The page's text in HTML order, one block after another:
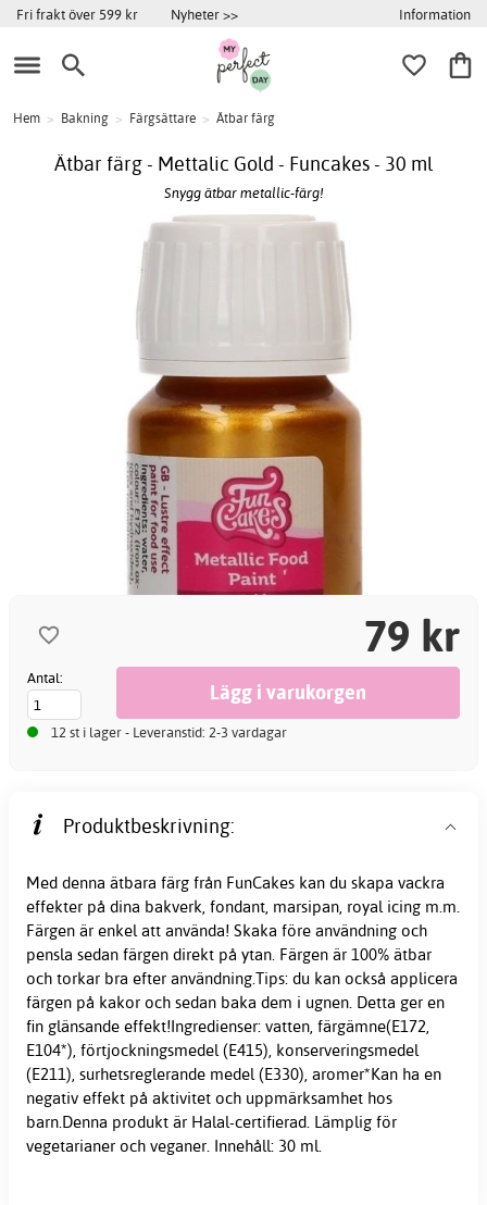
Fri frakt över 599 kr Nyheter >> Information
Hem > Bakning > Färgsättare > Ätbar färg
Ätbar färg - Mettalic Gold - Funcakes - 30 ml
Snygg ätbar metallic-färg!
79 kr
Antal:
12 st i lager - Leveranstid: 2-3 vardagar
Produktbeskrivning:
Med denna ätbara färg från FunCakes kan du skapa vackra
effekter på dina bakverk, fondant, marsipan, royal icing m.m.
Färgen är enkel att använda! Skaka före användning och
pensla sedan färgen direkt på ytan. Färgen är 100% ätbar
och torkar bra efter användning.Tips: du kan också applicera
färgen på kakor och sedan baka dem i ugnen. Detta ger en
fin glänsande effekt!Ingredienser: vatten, färgämne(E172,
E104*), förtjockningsmedel (E415), konserveringsmedel
(E211), surhetsreglerande medel (E330), aromer*Kan ha en
negativ effekt på aktivitet och uppmärksamhet hos
barn.Denna produkt är Halal-certifierad. Lämplig för
vegetarianer och veganer. Innehåll: 30 ml.